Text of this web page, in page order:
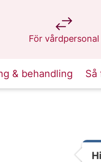
För vårdpersonal
på 1177.se
& behandling Så